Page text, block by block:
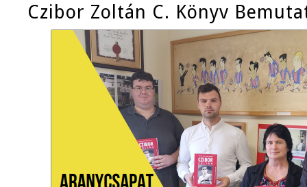
Czibor Zoltán C. Könyv